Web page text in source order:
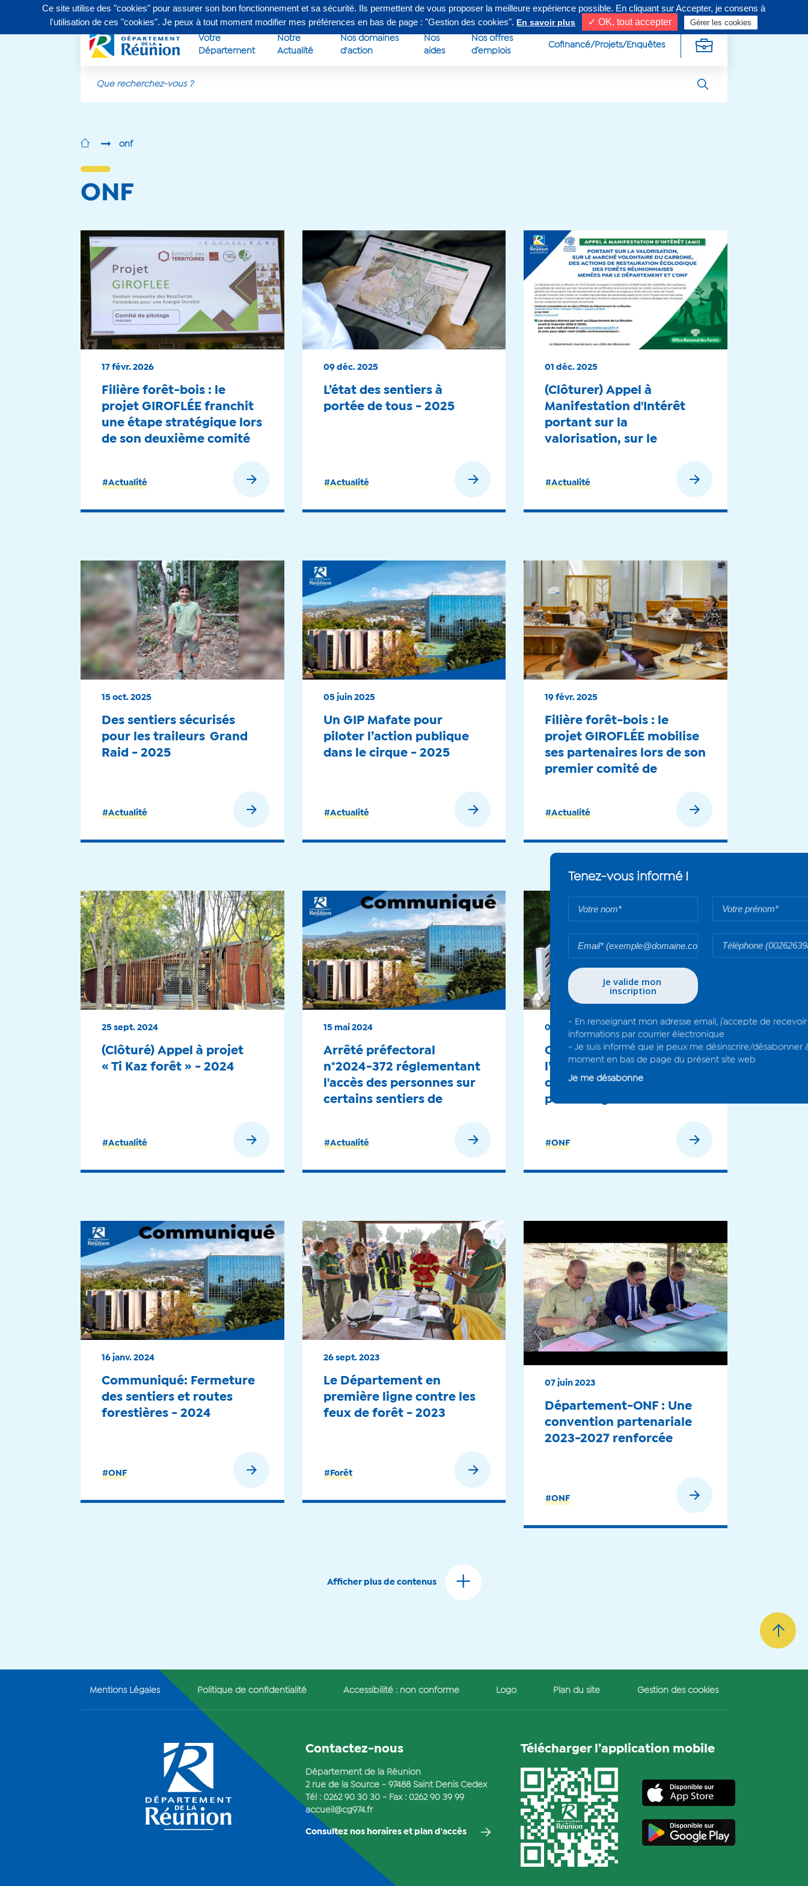
Contactez-nous au 0262 90 30 30, du lundi au vendredi de 8h à 16h30 Suivez-nous sur
Votre
Département
Notre
Actualité
Nos domaines
d'action
Nos
aides
Nos offres
d’emplois
Cofinancé/Projets/Enquêtes
onf
ONF
#Actualité
17 févr. 2026
Filière forêt-bois : le
projet GIROFLÉE franchit
une étape stratégique lors
de son deuxième comité
#Actualité
09 déc. 2025
L’état des sentiers à
portée de tous - 2025
#Actualité
01 déc. 2025
(Clôturer) Appel à
Manifestation d'Intérêt
portant sur la
valorisation, sur le
carbone, des actions de
restauration écologique
#Actualité
15 oct. 2025
Des sentiers sécurisés
pour les traileurs Grand
Raid - 2025
#Actualité
05 juin 2025
Un GIP Mafate pour
piloter l’action publique
dans le cirque - 2025
#Actualité
19 févr. 2025
Filière forêt-bois : le
projet GIROFLÉE mobilise
ses partenaires lors de son
premier comité de
#Actualité
25 sept. 2024
(Clôturé) Appel à projet
« Ti Kaz forêt » - 2024
#Actualité
15 mai 2024
Arrêté préfectoral
n°2024-372 réglementant
l'accès des personnes sur
certains sentiers de
#ONF
05 févr. 2024
Cérémonie de vœux de
l’ONF : Des médailles
d’honneur et du mérite
pour 23 agents - 2024
#ONF
16 janv. 2024
Communiqué: Fermeture
des sentiers et routes
forestières - 2024
#Forêt
26 sept. 2023
Le Département en
première ligne contre les
feux de forêt - 2023
#ONF
07 juin 2023
Département-ONF : Une
convention partenariale
2023-2027 renforcée
Afficher plus de contenus
Mentions Légales Politique de confidentialité Accessibilité : non conforme Logo Plan du site Gestion des cookies
Contactez-nous
Département de la Réunion
2 rue de la Source - 97488 Saint Denis Cedex
Tél : 0262 90 30 30- Fax : 0262 90 39 99
accueil@cg974.fr
Consultez nos horaires et plan d'accès
Télécharger l’application mobile
Ce site utilise des "cookies" pour assurer son bon fonctionnement et sa sécurité. Ils permettent de vous proposer la meilleure expérience possible. En cliquant sur Accepter, je consens à
l'utilisation de ces "cookies". Je peux à tout moment modifier mes préférences en bas de page : "Gestion des cookies". En savoir plus ✓ OK, tout accepter Gérer les cookies